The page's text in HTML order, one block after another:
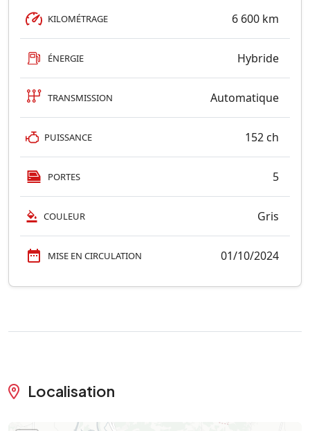
KILOMÉTRAGE 6 600 km
ÉNERGIE Hybride
TRANSMISSION Automatique
PUISSANCE 152 ch
PORTES 5
COULEUR Gris
MISE EN CIRCULATION 01/10/2024
Localisation